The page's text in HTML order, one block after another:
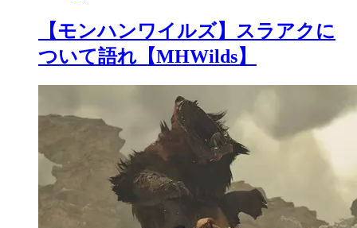
【モンハンワイルズ】スラアクに
ついて語れ【MHWilds】